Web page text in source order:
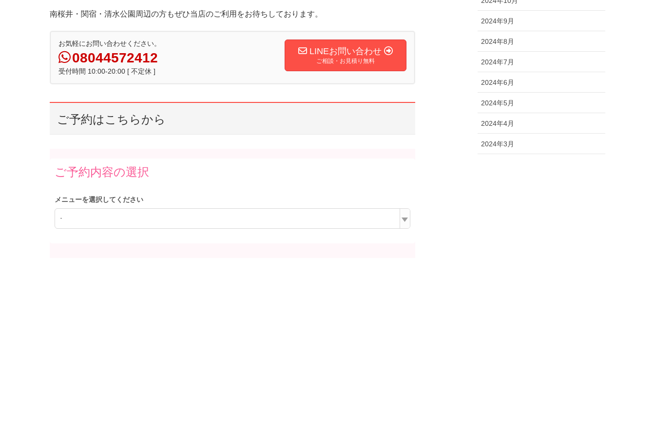
南桜井・関宿・清水公園周辺の方もぜひ当店のご利用をお待ちしております。
お気軽にお問い合わせください。
08044572412
受付時間 10:00-20:00 [ 不定休 ]
LINEお問い合わせ
ご相談・お見積り無料
ご予約はこちらから
2024年9月
2024年8月
2024年7月
2024年6月
2024年5月
2024年4月
2024年3月